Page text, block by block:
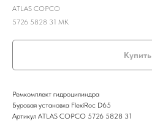
ATLAS COPCO
5726 5828 31 MK
Купить
Ремкомплект гидроцилиндра
Буровая установка FlexiRoc D65
Артикул ATLAS COPCO 5726 5828 31